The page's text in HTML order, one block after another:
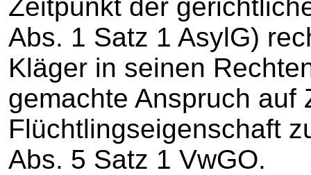
Zeitpunkt der
Abs. 1 Satz 1 AsylG)
Kläger in seinen
gemachte Anspruch auf
Flüchtlingseigenschaft
Abs. 5 Satz 1 VwGO.